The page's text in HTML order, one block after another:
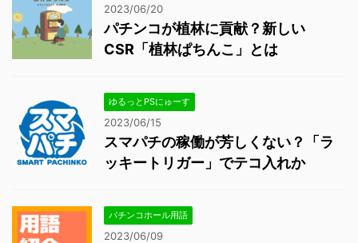
2023/06/20
パチンコが植林に貢献？新しい
CSR「植林ぱちんこ」とは
ゆるっとPSにゅーす
2023/06/15
スマパチの稼働が芳しくない？「ラ
ッキートリガー」でテコ入れか
パチンコホール用語
2023/06/09